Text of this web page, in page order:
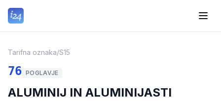
Tarifna oznaka/S15
76 POGLAVJE
ALUMINIJ IN ALUMINIJASTI